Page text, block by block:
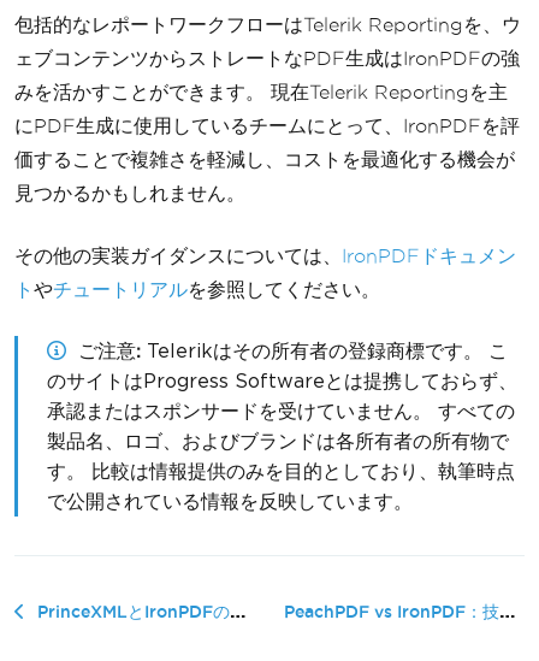
包括的なレポートワークフローはTelerik Reportingを、ウ
ェブコンテンツからストレートなPDF生成はIronPDFの強
みを活かすことができます。 現在Telerik Reportingを主
にPDF生成に使用しているチームにとって、IronPDFを評
価することで複雑さを軽減し、コストを最適化する機会が
見つかるかもしれません。
その他の実装ガイダンスについては、 IronPDFドキュメン
ト やチュートリアルを参照してください。
ご注意 Telerikはその所有者の登録商標です。 こ
のサイトはProgress Softwareとは提携しておらず、
承認またはスポンサードを受けていません。 すべての
製品名、ロゴ、およびブランドは各所有者の所有物で
す。 比較は情報提供のみを目的としており、執筆時点
で公開されている情報を反映しています。
PrinceXMLとIronPDFの比較：技術比較ガイド PeachPDF vs IronPDF：技術比較�...